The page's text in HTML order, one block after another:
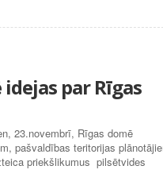
par Rīgas
23.novembrī, Rīgas domē
pašvaldības teritorijas
priekšlikumus pilsētvides